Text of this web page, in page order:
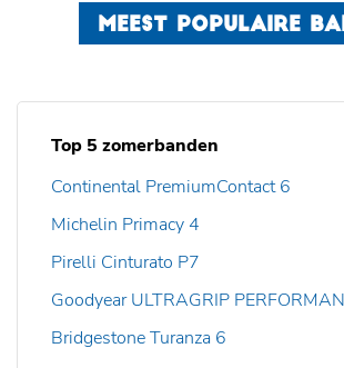
MEEST POPULAIRE
Top 5 zomerbanden
Continental PremiumContact 6
Michelin Primacy 4
Pirelli Cinturato P7
Goodyear ULTRAGRIP
Bridgestone Turanza 6